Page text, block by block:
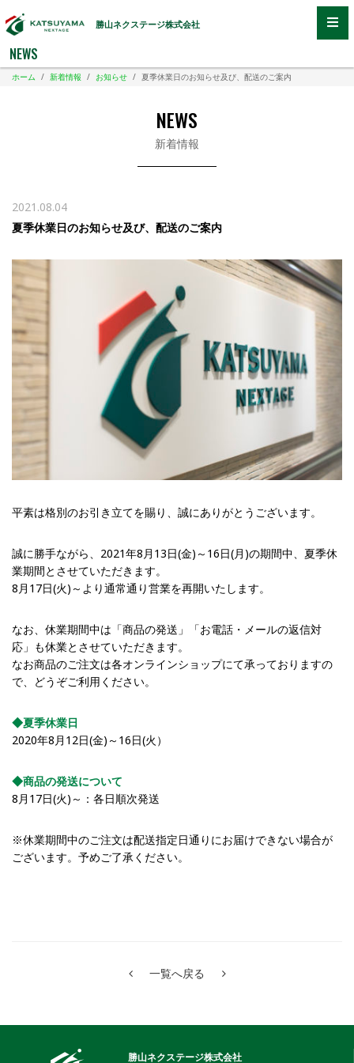
勝山ネクステージ株式会社
NEWS
ホーム / 新着情報 / お知らせ / 夏季休業日のお知らせ及び、配送のご案内
NEWS
新着情報
2021.08.04
夏季休業日のお知らせ及び、配送のご案内
平素は格別のお引き立てを賜り、誠にありがとうございます。
誠に勝手ながら、2021年8月13日(金)～16日(月)の期間中、夏季休
業期間とさせていただきます。
8月17日(火)～より通常通り営業を再開いたします。
なお、休業期間中は「商品の発送」「お電話・メールの返信対
応」も休業とさせていただきます。
なお商品のご注文は各オンラインショップにて承っておりますの
で、どうぞご利用ください。
◆夏季休業日
2020年8月12日(金)～16日(火）
◆商品の発送について
8月17日(火)～：各日順次発送
※休業期間中のご注文は配送指定日通りにお届けできない場合が
ございます。予めご了承ください。
一覧へ戻る
勝山ネクステージ株式会社